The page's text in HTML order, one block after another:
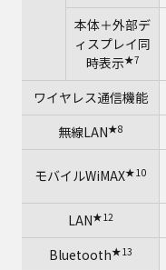
本体＋外部デ
ィスプレイ同
時表示★7
ワイヤレス通信機能
無線LAN★8
モバイルWiMAX★10
LAN★12
Bluetooth★13